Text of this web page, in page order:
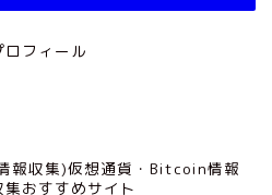
ロフィール
報収集)仮想通貨・Bitcoin情報
集おすすめサイト